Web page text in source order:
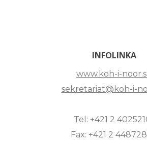
INFOLINKA
www.koh-i-
sekretariat@koh-i-
Tel: +421 2
Fax: +421 2